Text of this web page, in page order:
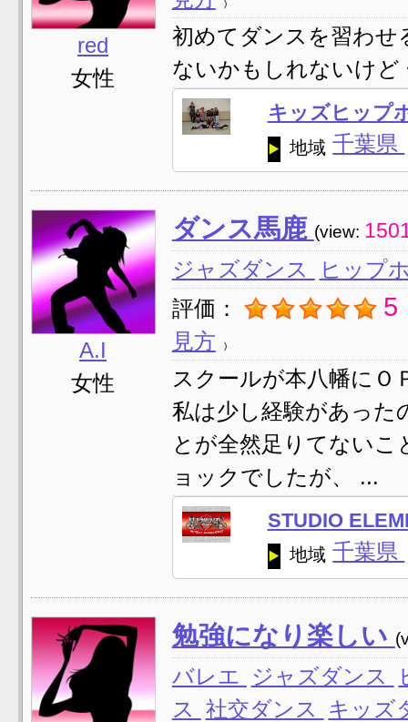
red
女性
初めてダンスを習わ
ないかもしれないけど
キッズヒップ
地域 千葉県
A.I
女性
ダンス馬鹿 (view:
ジャズダンス
ヒップ
評価：
5
見方
スクールが本八幡にＯ
私は少し経験があった
とが全然足りてない
ョックでしたが、 ...
STUDIO
地域 千葉県
勉強になり楽しい
バレエ ジャズダンス
ス 社交ダンス
キッズ